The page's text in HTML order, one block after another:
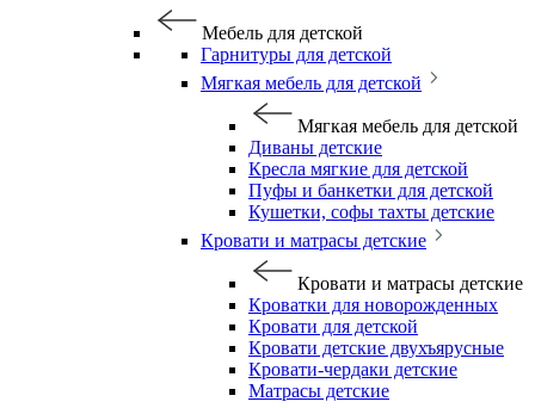
Мебель для детской
Гарнитуры для детской
Мягкая мебель для детской
Мягкая мебель для детской
Диваны детские
Кресла мягкие для детской
Пуфы и банкетки для детской
Кушетки, софы тахты детские
Кровати и матрасы детские
Кровати и матрасы детские
Кроватки для новорожденных
Кровати для детской
Кровати детские двухъярусные
Кровати-чердаки детские
Матрасы детские